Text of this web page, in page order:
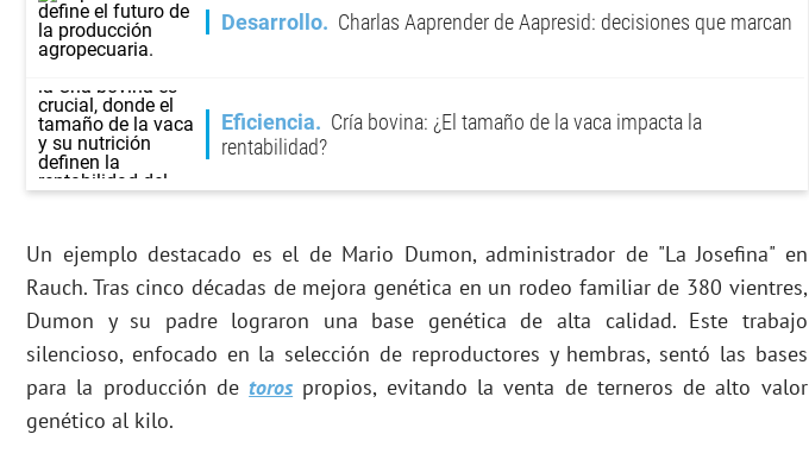
Desarrollo Charlas Aaprender de Aapresid: decisiones que marcan
Eficiencia
Cría bovina: ¿El tamaño de la vaca impacta la
rentabilidad?
Un ejemplo destacado es el de Mario Dumon, administrador de "La Josefina" en
Rauch. Tras cinco décadas de mejora genética en un rodeo familiar de 380 vientres,
Dumon y su padre lograron una base genética de alta calidad. Este trabajo
silencioso, enfocado en la selección de reproductores y hembras, sentó las bases
para la producción detoros propios, evitando la venta de terneros de alto valor
genético al kilo.